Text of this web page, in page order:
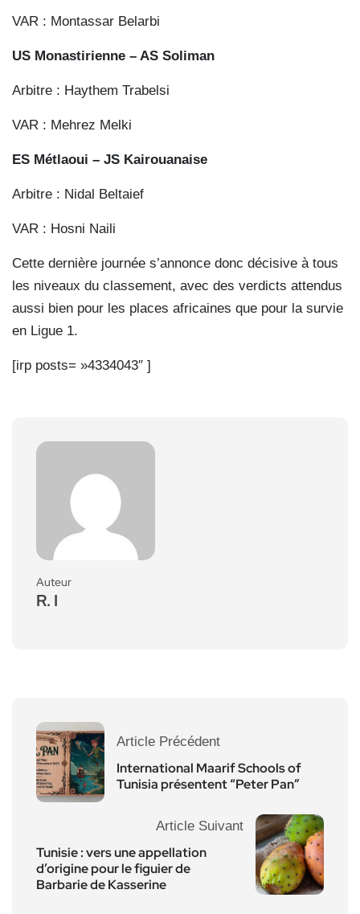
VAR : Montassar Belarbi
US Monastirienne – AS Soliman
Arbitre : Haythem Trabelsi
VAR : Mehrez Melki
ES Métlaoui – JS Kairouanaise
Arbitre : Nidal Beltaief
VAR : Hosni Naili
Cette dernière journée s’annonce donc décisive à tous
les niveaux du classement, avec des verdicts attendus
aussi bien pour les places africaines que pour la survie
en Ligue 1.
[irp posts= »4334043″ ]
Auteur
R. I
Article Précédent
International Maarif Schools of
Tunisia présentent “Peter Pan”
Article Suivant
Tunisie : vers une appellation
d’origine pour le figuier de
Barbarie de Kasserine